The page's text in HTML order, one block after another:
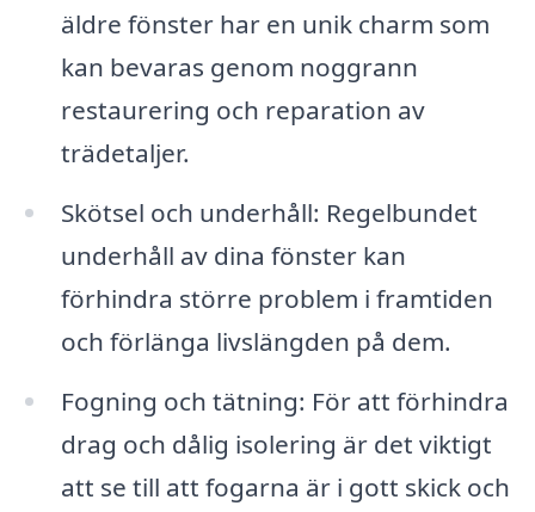
äldre fönster har en unik charm som
kan bevaras genom noggrann
restaurering och reparation av
trädetaljer.
Skötsel och underhåll: Regelbundet
underhåll av dina fönster kan
förhindra större problem i framtiden
och förlänga livslängden på dem.
Fogning och tätning: För att förhindra
drag och dålig isolering är det viktigt
att se till att fogarna är i gott skick och